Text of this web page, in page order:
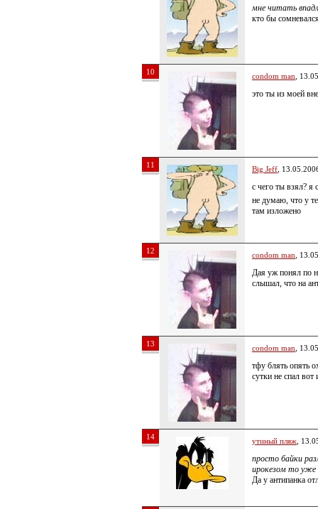
мне читать
кто бы
10 condom man ,
это ты из моей
11 Big Jeff ,
с чего ты взял? я
не думаю, что у
там изложено
12 condom man ,
Дая уж понял по
слышал, что на
13 condom man ,
тфу блять опять
сутки не спал вот
14 утиный пляж ,
просто байки
ирокезом то уже
Да у антипанка